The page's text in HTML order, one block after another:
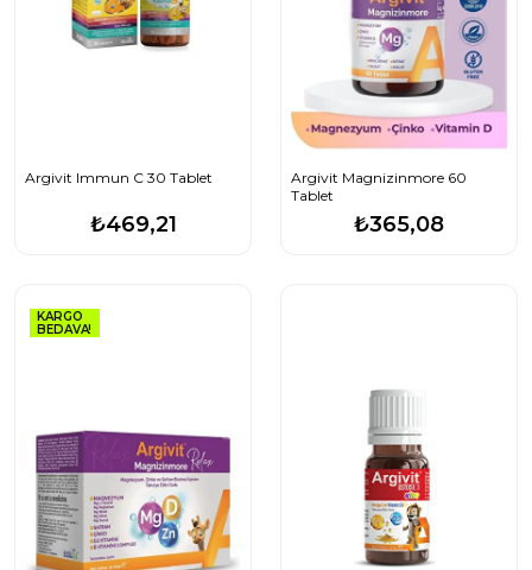
Argivit Immun C 30 Tablet
₺469,21
Argivit Magnizinmore 60
Tablet
₺365,08
KARGO
BEDAVA!